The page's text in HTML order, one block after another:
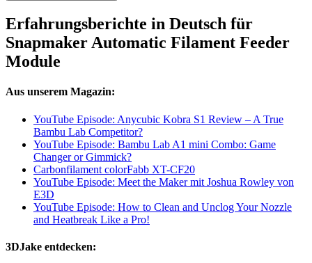
Erfahrungsberichte in Deutsch für
Snapmaker Automatic Filament Feeder
Module
Aus unserem Magazin:
YouTube Episode: Anycubic Kobra S1 Review – A True
Bambu Lab Competitor?
YouTube Episode: Bambu Lab A1 mini Combo: Game
Changer or Gimmick?
Carbonfilament colorFabb XT-CF20
YouTube Episode: Meet the Maker mit Joshua Rowley von
E3D
YouTube Episode: How to Clean and Unclog Your Nozzle
and Heatbreak Like a Pro!
3DJake entdecken: